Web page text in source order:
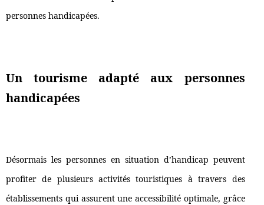
personnes handicapées.
Un tourisme adapté aux personnes
handicapées
Désormais les personnes en situation d’handicap peuvent
profiter de plusieurs activités touristiques à travers des
établissements qui assurent une accessibilité optimale, grâce